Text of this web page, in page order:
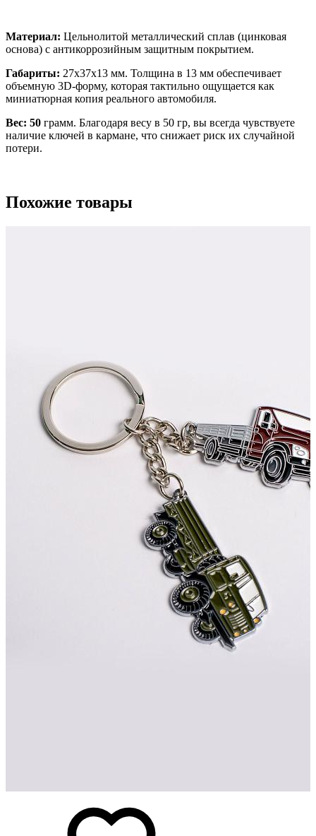
Материал: Цельнолитой металлический сплав (цинковая
основа) с антикоррозийным защитным покрытием.
Габариты: 27х37х13 мм. Толщина в 13 мм обеспечивает
объемную 3D-форму, которая тактильно ощущается как
миниатюрная копия реального автомобиля.
Вес: 50 грамм. Благодаря весу в 50 гр, вы всегда чувствуете
наличие ключей в кармане, что снижает риск их случайной
потери.
Похожие товары